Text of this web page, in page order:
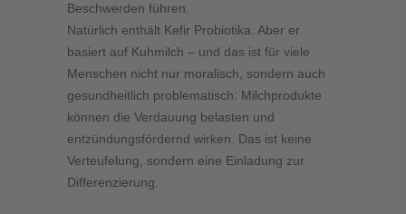
Beschwerden führen.
Natürlich enthält Kefir Probiotika. Aber er
basiert auf Kuhmilch – und das ist für viele
Menschen nicht nur moralisch, sondern auch
gesundheitlich problematisch: Milchprodukte
können die Verdauung belasten und
entzündungsfördernd wirken. Das ist keine
Verteufelung, sondern eine Einladung zur
Differenzierung.